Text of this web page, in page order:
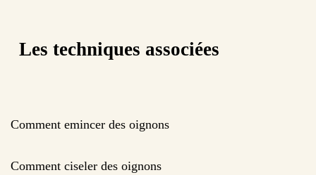
Les techniques associées
Comment emincer des oignons
Comment ciseler des oignons